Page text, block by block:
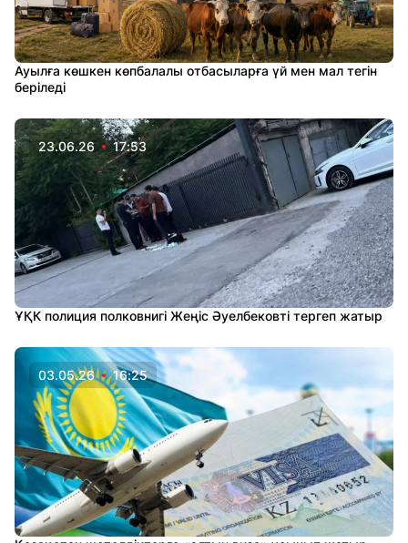
Ауылға көшкен көпбалалы отбасыларға үй мен мал тегін
беріледі
23.06.26 17:53
ҰҚК полиция полковнигі Жеңіс Әуелбековті тергеп жатыр
03.05.26 16:25